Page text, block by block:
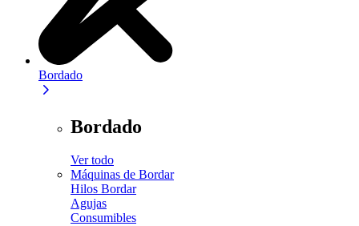
Bordado
Bordado
Ver todo
Máquinas de Bordar
Hilos Bordar
Agujas
Consumibles